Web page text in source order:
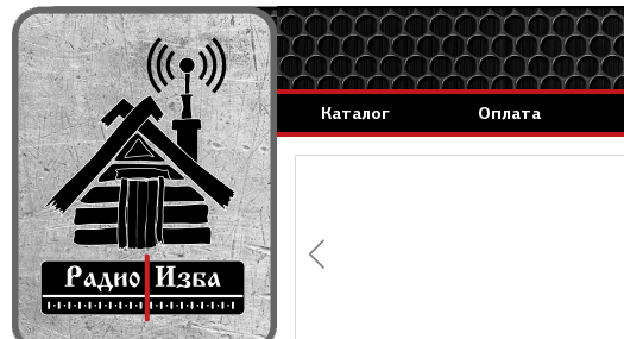
Каталог Оплата
генераторы.
за 1 день.